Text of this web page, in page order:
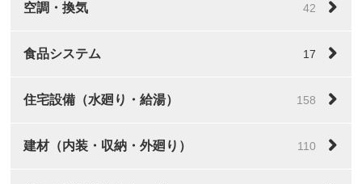
空調・換気 42
食品システム 17
住宅設備（水廻り・給湯） 158
建材（内装・収納・外廻り） 110